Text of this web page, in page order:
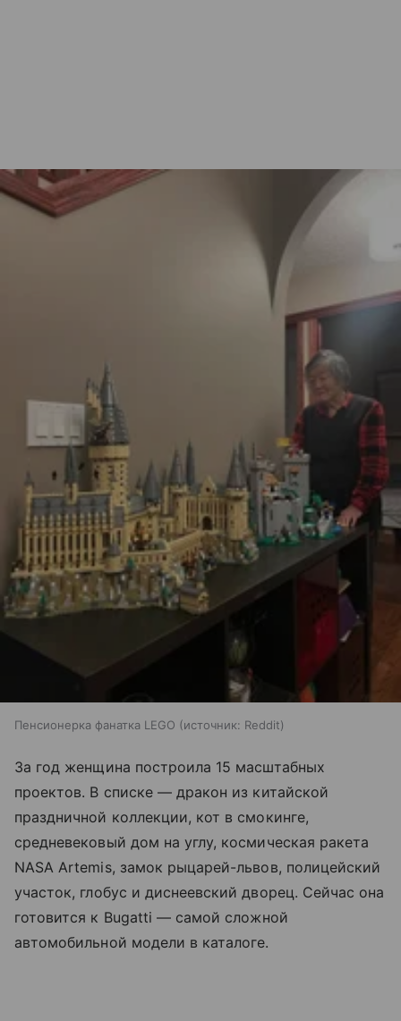
Пенсионерка фанатка LEGO источник: Reddit
За год женщина построила 15 масштабных
проектов. В списке — дракон из китайской
праздничной коллекции, кот в смокинге,
средневековый дом на углу, космическая ракета
NASA Artemis, замок рыцарей-львов, полицейский
участок, глобус и диснеевский дворец. Сейчас она
готовится к Bugatti — самой сложной
автомобильной модели в каталоге.